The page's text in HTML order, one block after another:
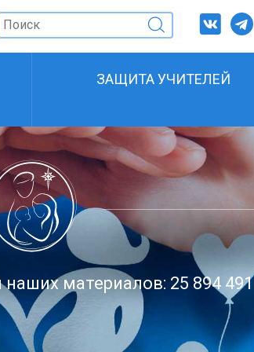
ЗАЩИТА УЧИТЕЛЕЙ
материалов: 25 894 491